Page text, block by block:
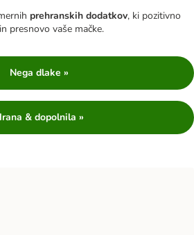
prehranskih dodatkov, ki pozitivno
presnovo vaše mačke.
Nega dlake »
& dopolnila »